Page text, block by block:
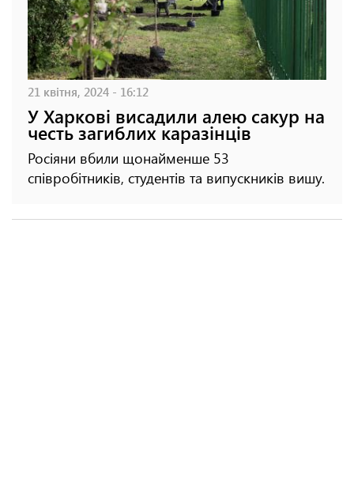
21 квітня, 2024 - 16:12
У Харкові висадили алею сакур на
честь загиблих каразінців
Росіяни вбили щонайменше 53
співробітників, студентів та випускників вишу.